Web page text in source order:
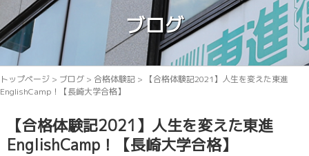
ブログ
トップページ > ブログ > 合格体験記 >
【合格体験記2021】人生を変えた東進
EnglishCamp！【長崎大学合格】
【合格体験記2021】人生を変えた東進
EnglishCamp！【長崎大学合格】